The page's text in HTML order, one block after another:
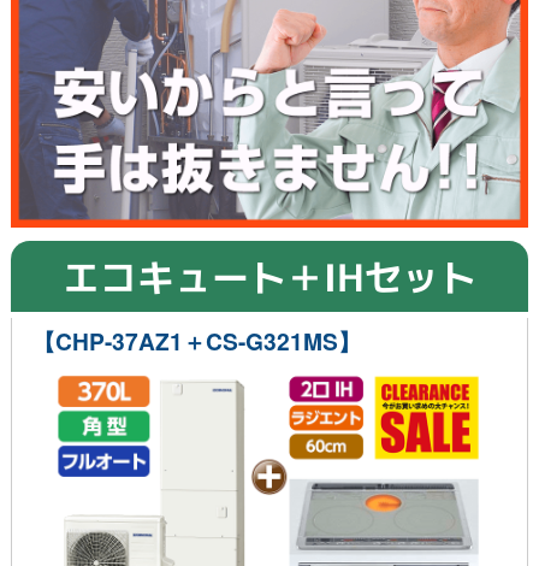
エコキュート＋IHセット
【CHP-37AZ1＋CS-G321MS】